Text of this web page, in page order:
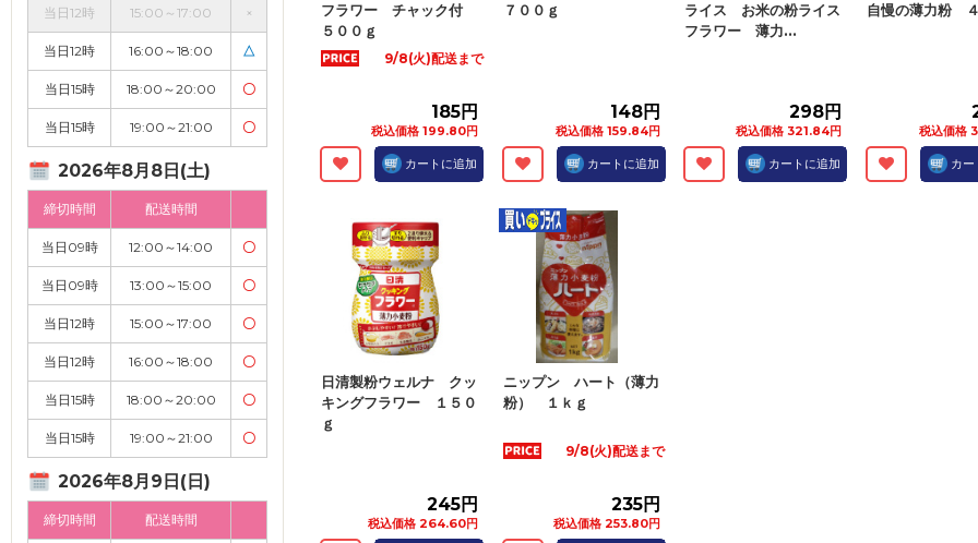
当日12時 15:00～17:00 ×
当日12時 16:00～18:00 △
当日15時 18:00～20:00 〇
当日15時 19:00～21:00 〇
2026年8月8日(土)
締切時間 配送時間
当日09時 12:00～14:00 〇
当日09時 13:00～15:00 〇
当日12時 15:00～17:00 〇
当日12時 16:00～18:00 〇
当日15時 18:00～20:00 〇
当日15時 19:00～21:00 〇
2026年8月9日(日)
締切時間 配送時間
フラワー チャック付
５００ｇ
9/8(火)配送まで
185円
税込価格 199.80円
カートに追加
７００ｇ
148円
税込価格 159.84円
カートに追加
ライス お米の粉ライス
フラワー 薄力...
298円
税込価格 321.84円
カートに追加
自慢の薄力粉
税込価格
カー
日清製粉ウェルナ クッ
キングフラワー １５０
ｇ
245円
税込価格 264.60円
ニップン ハート（薄力
粉） １ｋｇ
9/8(火)配送まで
235円
税込価格 253.80円